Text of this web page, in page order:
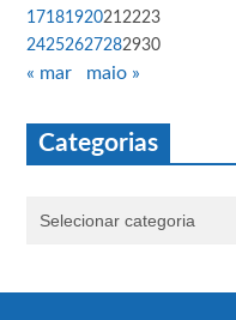
1718192021 2223
24252627282930
« mar maio »
Categorias